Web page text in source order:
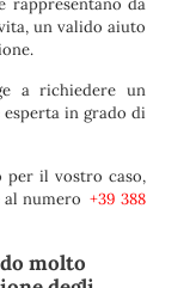
rappresentano da
un valido aiuto
a richiedere un
in grado di
per il vostro caso,
al numero +39 388
molto